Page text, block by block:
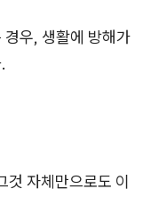
우, 생활에 방해가
것 자체만으로도 이